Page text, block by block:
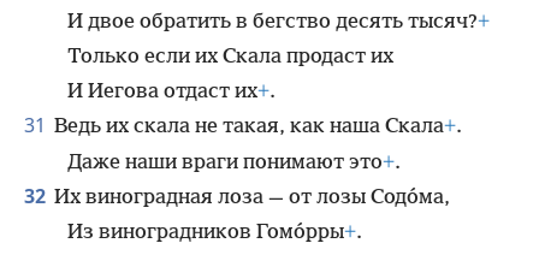
И двое обратить в бегство десять тысяч?+
Только если их Скала продаст их
И Иегова отдаст их+.
31 Ведь их скала не такая, как наша Скала+.
Даже наши враги понимают это+.
32 Их виноградная лоза — от лозы Содо́ма,
Из виноградников Гомо́рры+.